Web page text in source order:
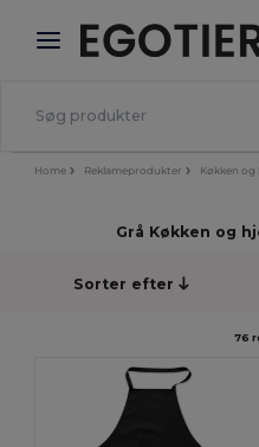
× Egotier-app
Bedre priser i appen!
Home Reklameprodukter Køkken og
Grå Køkken og
Sorter efter
76